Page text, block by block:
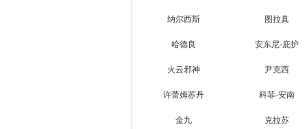
纳尔西斯 图拉真
哈德良 安东尼·庇护
火云邪神 尹克西
许蕾姆苏丹 科菲·安南
金九 克拉苏